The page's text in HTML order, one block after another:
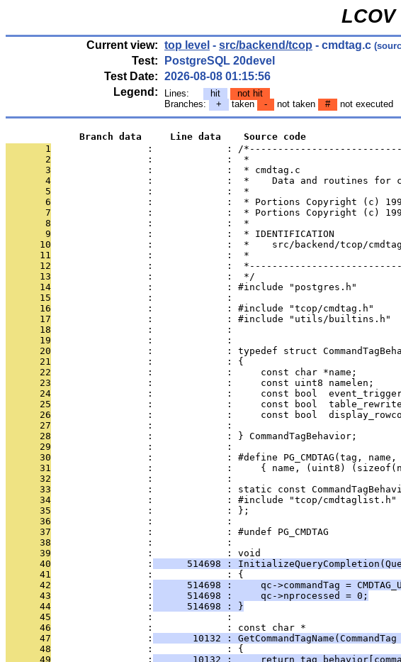
Current view: top level - src/backend/tcop - cmdtag.c
Test:
PostgreSQL 20devel
Test Date: 2026-08-08 01:15:56
Legend:
Lines: hit
not hit
Branches:
+ taken - not taken # not executed
             Branch data     Line data    Source code
       1
:             : /
       2
                 :             :  *
       3
                 :             :  * cmdtag.c
       4
:             :  *    Data and routines for
       5
                 :             :  *
       6
:             :  * Portions Copyright (c)
       7
:             :  * Portions Copyright (c)
       8
                 :             :  *
       9
                 :             :  * IDENTIFICATION
      10
:             :  *    src/backend/tcop/
      11
                 :             :  *
      12
:             :
      13
                 :             :  */
      14
                 :             : #include "postgres.h"
      15
                 :             :
      16
                 :             : #include "tcop/cmdtag.h"
      17
                 :             : #include "utils/builtins.h"
      18
                 :             :
      19
                 :             :
      20
:             : typedef struct
      21
                 :             : {
      22
:             :     const char *name;
      23
:             :     const uint8 namelen;
      24
:             :     const bool
      25
:             :     const bool
      26
:             :     const bool
      27
:             :
      28
                 :             : } CommandTagBehavior;
      29
                 :             :
      30
:             : #define PG_CMDTAG(tag, name,
      31
:             :     { name, (uint8)
      32
                 :             :
      33
:             : static const
      34
                 :             : #include "tcop/cmdtaglist.h"
      35
                 :             : };
      36
                 :             :
      37
                 :             : #undef PG_CMDTAG
      38
                 :             :
      39
                 :             : void
      40
                 :
514698 :
      41
                 :             : {
      42
                 :
514698 :     qc->commandTag =
      43
                 :
      514698 :     qc->nprocessed = 0;
      44
                 :
      514698 : }
      45
                 :             :
      46
                 :             : const char *
      47
                 :
10132 : GetCommandTagName(CommandTag
      48
                 :             : {
      49
                 :
10132 :     return